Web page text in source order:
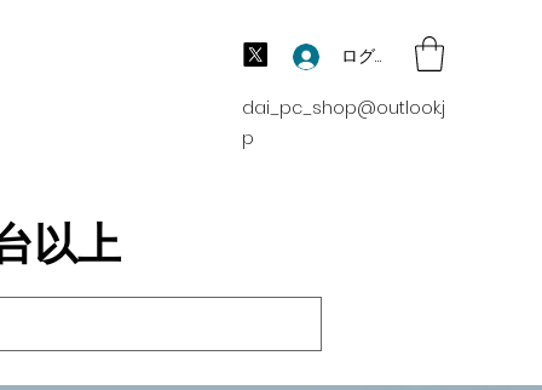
ログイン
dai_pc_shop@outlook.j
p
以上